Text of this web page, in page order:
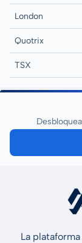
London
Quotrix
TSX
La